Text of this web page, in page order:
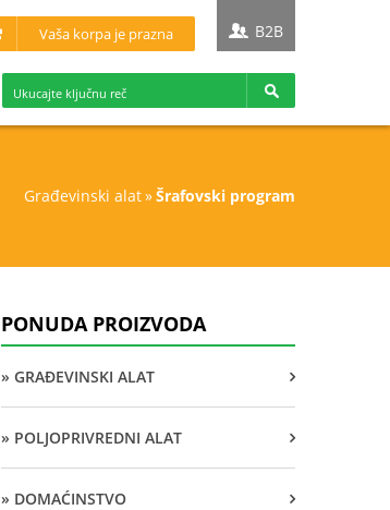
građevinski alat» šrafovski program
Vaša korpa je prazna B2B
PONUDA PROIZVODA
» GRAĐEVINSKI ALAT
» POLJOPRIVREDNI ALAT
» DOMAĆINSTVO